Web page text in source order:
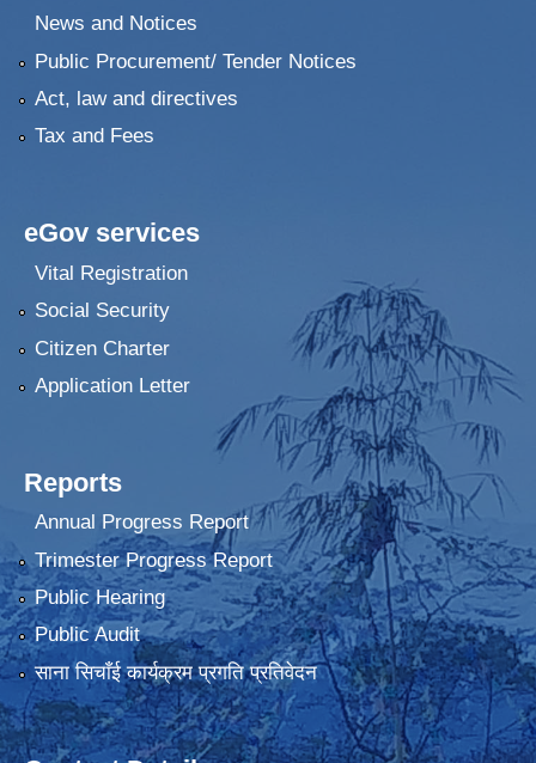
News and Notices
Public Procurement/ Tender Notices
Act, law and directives
Tax and Fees
eGov services
Vital Registration
Social Security
Citizen Charter
Application Letter
Reports
Annual Progress Report
Trimester Progress Report
Public Hearing
Public Audit
साना सिचाँई कार्यक्रम प्रगति प्रतिवेदन